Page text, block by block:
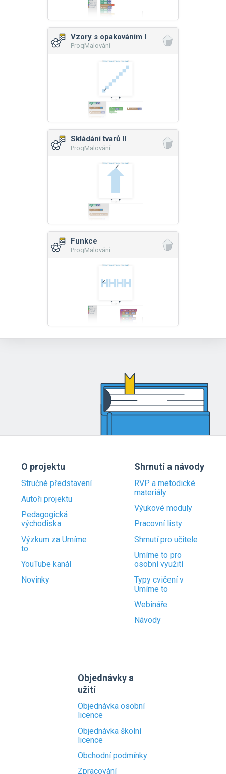
Vzory s opakováním I
ProgMalování
Skládání tvarů II
ProgMalování
Funkce
ProgMalování
O projektu
Stručné představení
Autoři projektu
Pedagogická
východiska
Výzkum za Umíme
to
YouTube kanál
Novinky
Shrnutí a návody
RVP a metodické
materiály
Výukové moduly
Pracovní listy
Shrnutí pro učitele
Umíme to pro
osobní využití
Typy cvičení v
Umíme to
Webináře
Návody
Objednávky a
užití
Objednávka osobní
licence
Objednávka školní
licence
Obchodní podmínky
Zpracování